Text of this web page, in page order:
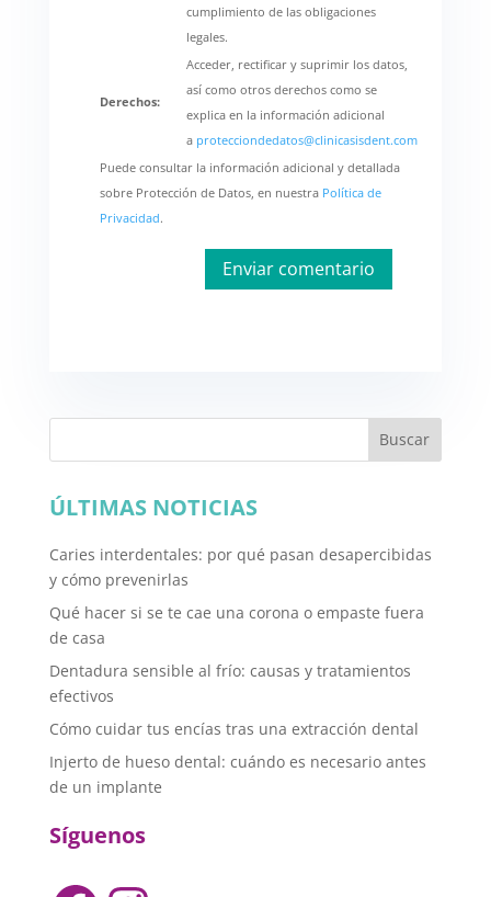
cumplimiento de las obligaciones
legales.
Derechos:
Acceder, rectificar y suprimir los datos,
así como otros derechos como se
explica en la información adicional
a protecciondedatos@clinicasisdent.com
Puede consultar la información adicional y detallada
sobre Protección de Datos, en nuestra Política de
Privacidad.
Buscar
ÚLTIMAS NOTICIAS
Caries interdentales: por qué pasan desapercibidas
y cómo prevenirlas
Qué hacer si se te cae una corona o empaste fuera
de casa
Dentadura sensible al frío: causas y tratamientos
efectivos
Cómo cuidar tus encías tras una extracción dental
Injerto de hueso dental: cuándo es necesario antes
de un implante
Síguenos